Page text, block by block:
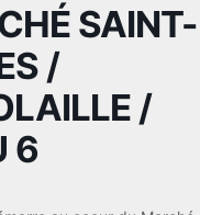
SAINT-
/
/
6